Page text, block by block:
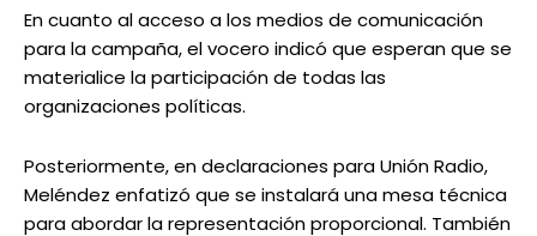
En cuanto al acceso a los medios de comunicación
para la campaña, el vocero indicó que esperan que se
materialice la participación de todas las
organizaciones políticas.
Posteriormente, en declaraciones para Unión Radio,
Meléndez enfatizó que se instalará una mesa técnica
para abordar la representación proporcional. También